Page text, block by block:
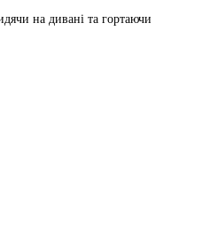
на дивані та гортаючи